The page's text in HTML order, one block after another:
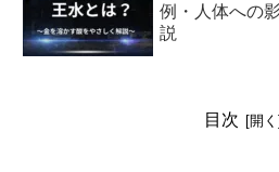
例・人体への
説
目次